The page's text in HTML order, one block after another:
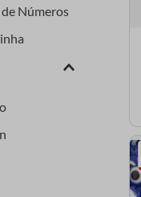
Números
Plástico